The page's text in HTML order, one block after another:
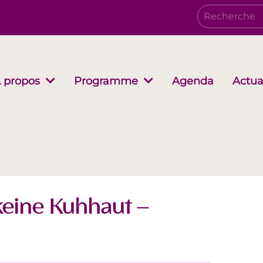
propos Programme Agenda
Kuhhaut –